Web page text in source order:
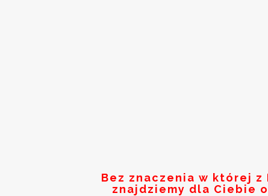
Bez znaczenia w której z
znajdziemy dla Ciebie